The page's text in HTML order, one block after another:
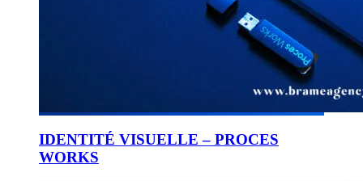
IDENTITÉ VISUELLE – PROCES
WORKS